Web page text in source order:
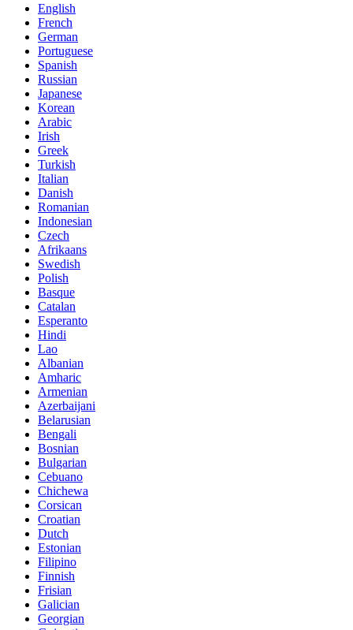
English
French
German
Portuguese
Spanish
Russian
Japanese
Korean
Arabic
Irish
Greek
Turkish
Italian
Danish
Romanian
Indonesian
Czech
Afrikaans
Swedish
Polish
Basque
Catalan
Esperanto
Hindi
Lao
Albanian
Amharic
Armenian
Azerbaijani
Belarusian
Bengali
Bosnian
Bulgarian
Cebuano
Chichewa
Corsican
Croatian
Dutch
Estonian
Filipino
Finnish
Frisian
Galician
Georgian